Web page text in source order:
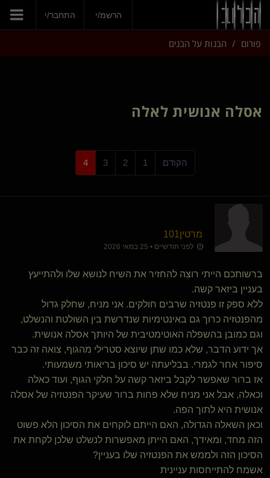
הרשמ/י התחבר/י
פורום הבנות על הבנים
אסלה אנושית לאלה
הקודם 1
2
3
4
מרטין101
לפני חודשיים • 25 במאי 2026
ברשותכם הייתי רוצה להחזיר את השיח לנושא שלו ולהתייעץ
בעניין ביזאר קשה.
ללא ספק זו פנטזיה שרבים חולקים. אני מניח, שחלק גדול
מהפנטזיה כרוך גם באינטימיות שנדרשת בין השולטת והנשלט,
וגם כמובן בהשפלה האוטימטיבית של היותך אסלה אנושית.
אך ידוע הדבר, שלא כמו שתן שיוצא סטרילי מהגוף, צואה זה כבר
סיפור אחר לגמרי. בבליעתה יש סיכון בריאותי משמעותי.
אז ברור שאפשר לקבל ביזאר קשה על חלקי הגוף, ועוד כאלה
וכאלה, אבל אני מניח שלא פחות ברור שעיקר הפנטזיה של אסלה
אנושית היא לתוך הפה.
וכאן השאלה הגדולה, האם הייתם לוקחים את הסיכון הלא פשוט
הזה מחד, ומאידך, האם הייתן מאפשרות לנשלט שלכן לקחת את
הסיכון הזה ולממש את הפנטזיה שלו בעניין?
אשמח להתייחסות עניינית